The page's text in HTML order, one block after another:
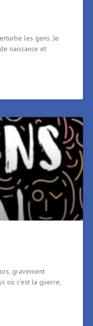
les gens. Je
naissance et
gravement
où c’est la guerre,